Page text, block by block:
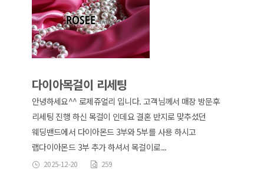
다이아목걸이 리세팅
안녕하세요^^ 로제쥬얼리 입니다. 고객님께서 매장 방문후
리세팅 진행 하신 목걸이 인데요 결혼 반지로 맞추셨던
웨딩밴드에서 다이아몬드 3부와 5부를 사용 하시고
랩다이아몬드 3부 추가 하셔서 목걸이로...
2025-12-20 259